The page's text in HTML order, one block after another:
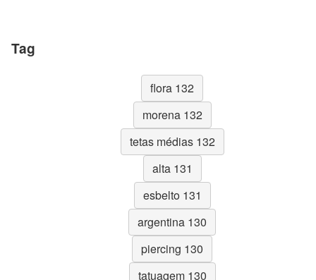
Tag
flora 132
morena 132
tetas médias 132
alta 131
esbelto 131
argentina 130
piercing 130
tatuagem 130